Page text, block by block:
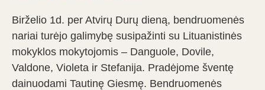
Birželio 1d. per Atvirų Durų dieną, bendruomenės
nariai turėjo galimybę susipažinti su Lituanistinės
mokyklos mokytojomis – Danguole, Dovile,
Valdone, Violeta ir Stefanija. Pradėjome šventę
dainuodami Tautinę Giesmę. Bendruomenės